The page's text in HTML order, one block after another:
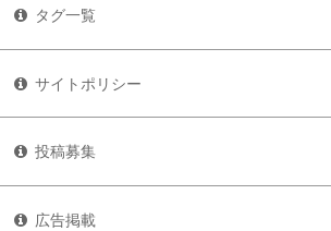
タグ一覧
サイトポリシー
投稿募集
広告掲載